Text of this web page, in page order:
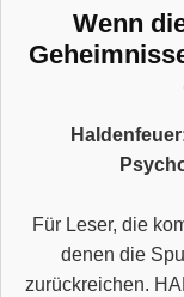
Wenn
Für Leser, die
denen die
zurückreichen.